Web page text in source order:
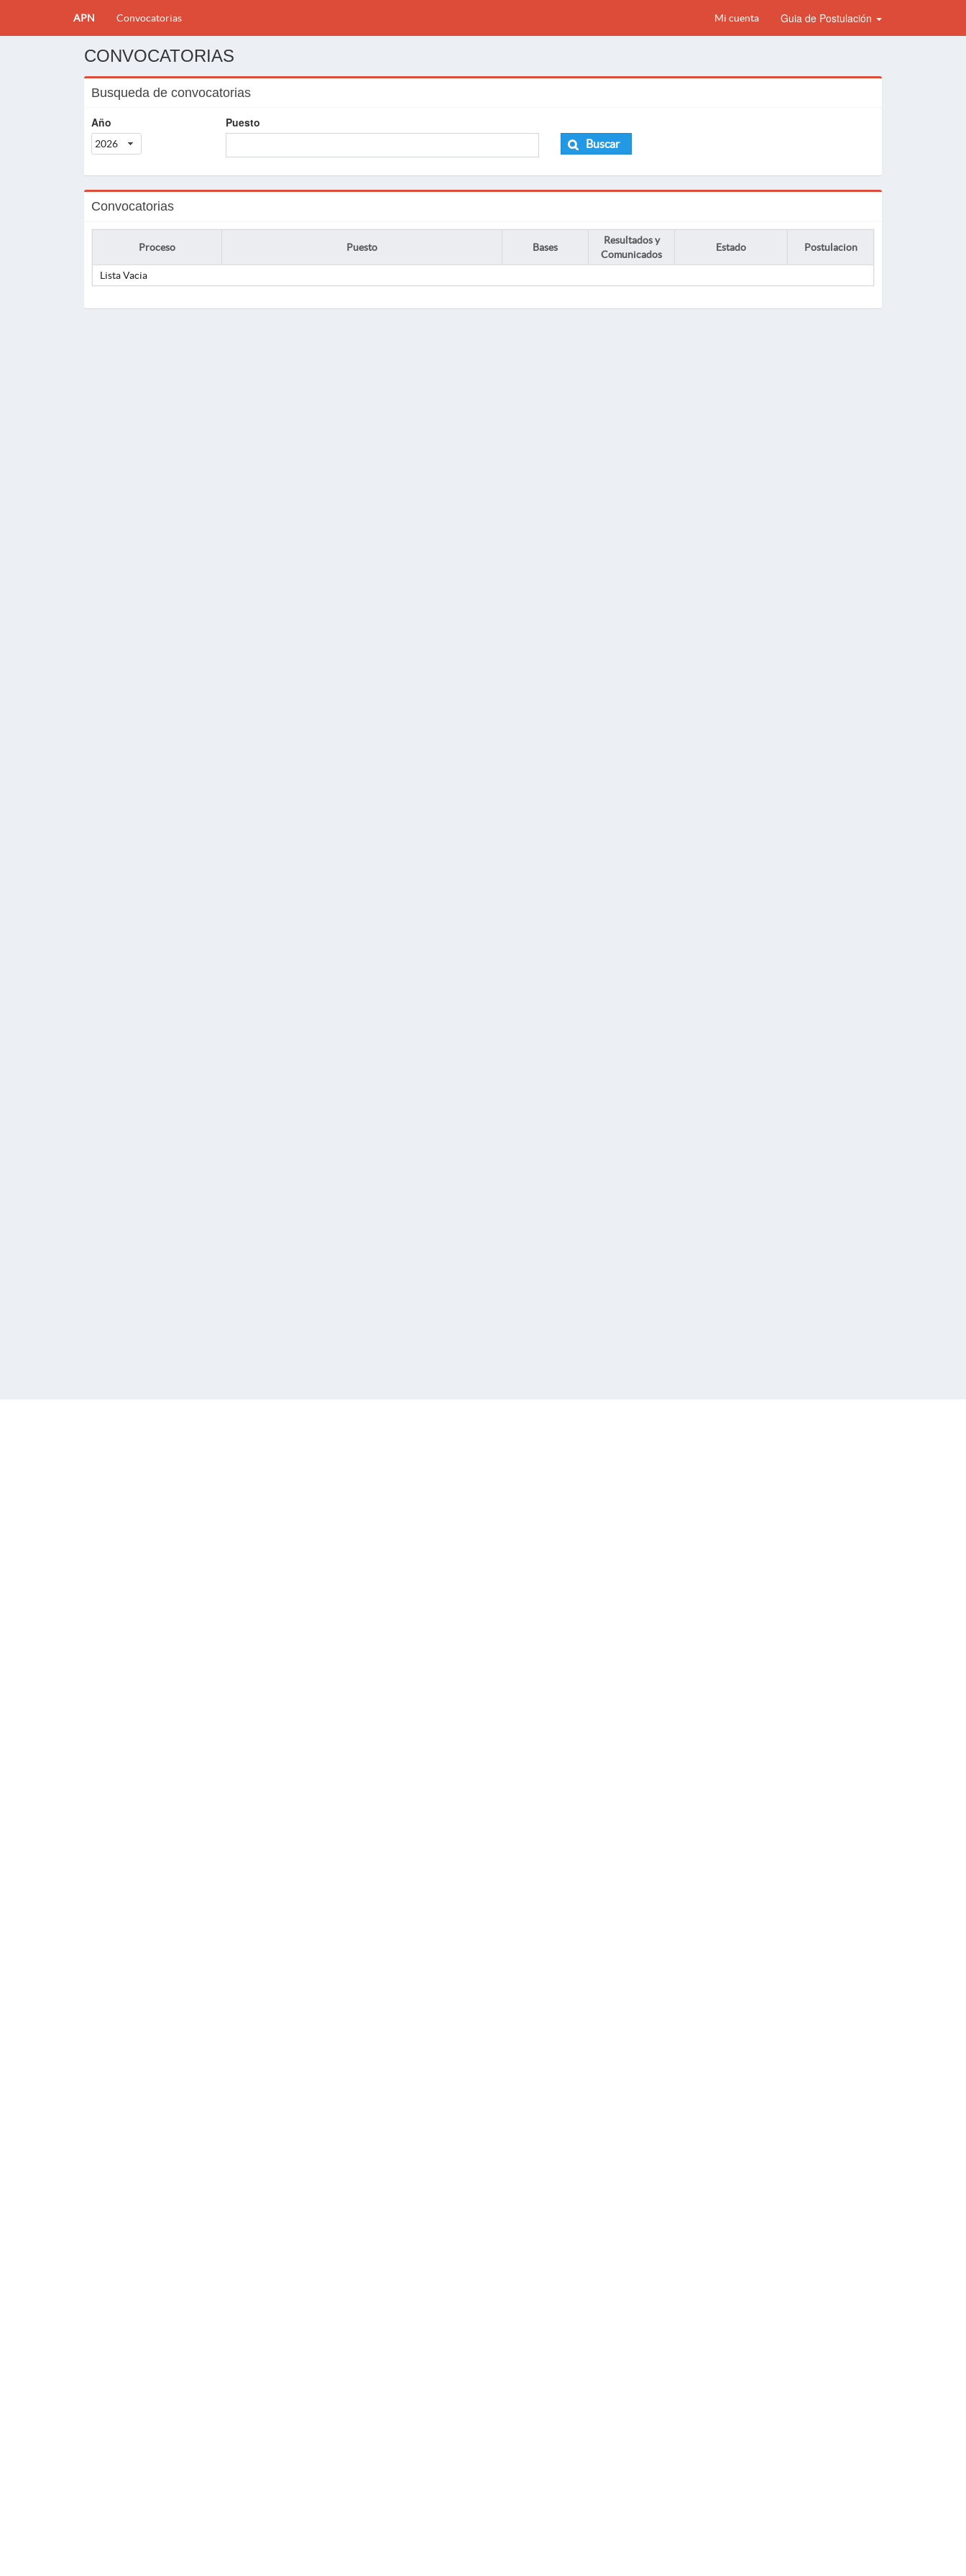
APN Convocatorias Mi cuenta Guia de Postulación
CONVOCATORIAS
Busqueda de convocatorias
Año
2026
Puesto
Buscar
Convocatorias
Proceso Puesto Bases
Resultados y
Comunicados
Estado Postulacion
Lista Vacia